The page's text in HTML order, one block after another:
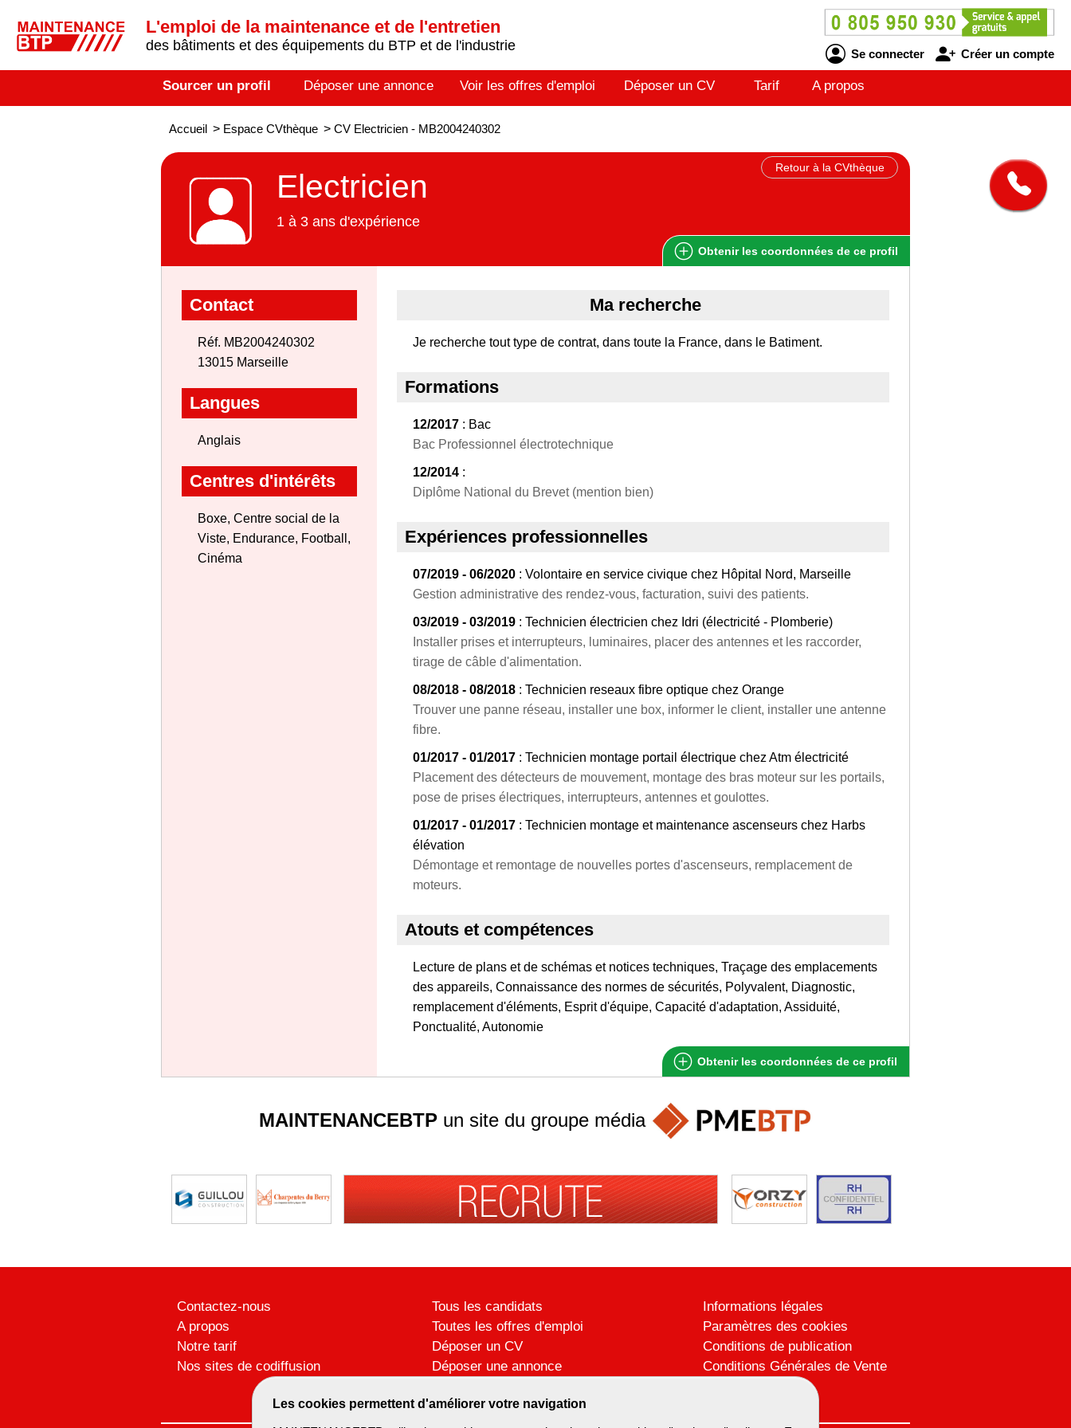
L'emploi de la maintenance et de l'entretien
des bâtiments et des équipements du BTP et de l'industrie
Se connecter Créer un compte
Sourcer un profil Déposer une annonce Voir les offres d'emploi Déposer un CV Tarif A propos
Accueil > Espace CVthèque > CV Electricien - MB2004240302
Retour à la CVthèque
Electricien
1 à 3 ans d'expérience
Obtenir les coordonnées de ce profil
Contact
Réf. MB2004240302
13015 Marseille
Langues
Anglais
Centres d'intérêts
Boxe, Centre social de la
Viste, Endurance, Football,
Cinéma
Ma recherche
Je recherche tout type de contrat, dans toute la France, dans le Batiment.
Formations
12/2017 : Bac
Bac Professionnel électrotechnique
12/2014 :
Diplôme National du Brevet (mention bien)
Expériences professionnelles
07/2019 - 06/2020 : Volontaire en service civique chez Hôpital Nord, Marseille
Gestion administrative des rendez-vous, facturation, suivi des patients.
03/2019 - 03/2019 : Technicien électricien chez Idri (électricité - Plomberie)
Installer prises et interrupteurs, luminaires, placer des antennes et les raccorder,
tirage de câble d'alimentation.
08/2018 - 08/2018 : Technicien reseaux fibre optique chez Orange
Trouver une panne réseau, installer une box, informer le client, installer une antenne
fibre.
01/2017 - 01/2017 : Technicien montage portail électrique chez Atm électricité
Placement des détecteurs de mouvement, montage des bras moteur sur les portails,
pose de prises électriques, interrupteurs, antennes et goulottes.
01/2017 - 01/2017 : Technicien montage et maintenance ascenseurs chez Harbs
élévation
Démontage et remontage de nouvelles portes d'ascenseurs, remplacement de
moteurs.
Atouts et compétences
Lecture de plans et de schémas et notices techniques, Traçage des emplacements
des appareils, Connaissance des normes de sécurités, Polyvalent, Diagnostic,
remplacement d'éléments, Esprit d'équipe, Capacité d'adaptation, Assiduité,
Ponctualité, Autonomie
Obtenir les coordonnées de ce profil
Les cookies permettent d'améliorer votre navigation
MAINTENANCEBTPun site du groupe média
Contactez-nous
A propos
Notre tarif
Nos sites de codiffusion
Tous les candidats
Toutes les offres d'emploi
Déposer un CV
Déposer une annonce
Informations légales
Paramètres des cookies
Conditions de publication
Conditions Générales de Vente